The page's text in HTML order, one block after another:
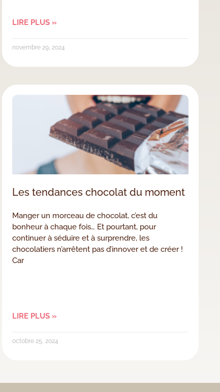
LIRE PLUS »
novembre 29, 2024
Les tendances chocolat du moment
Manger un morceau de chocolat, c’est du
bonheur à chaque fois… Et pourtant, pour
continuer à séduire et à surprendre, les
chocolatiers n’arrêtent pas d’innover et de créer !
Car
LIRE PLUS »
octobre 25, 2024